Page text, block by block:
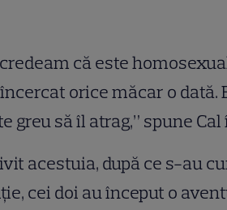
că este
orice măcar o dată.
greu să îl atrag,” spune Cal
acestuia, după ce s-au
cei doi au început o